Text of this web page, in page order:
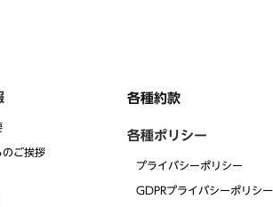
のご挨拶
各種約款
各種ポリシー
プライバシーポリシー
GDPRプライバシーポリシー